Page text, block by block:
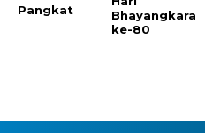
Pangkat
Bhayangkara
ke-80